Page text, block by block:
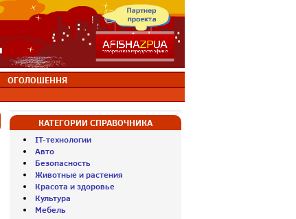
ОГОЛОШЕННЯ
КАТЕГОРИИ СПРАВОЧНИКА
IT-технологии
Авто
Безопасность
Животные и растения
Красота и здоровье
Культура
Мебель